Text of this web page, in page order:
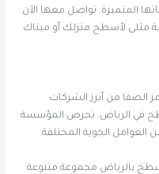
المتميزة. تواصل معها الآن
لأسطح منزلك أو مبناك
من أبرز الشركات
في الرياض. تحرص المؤسسة
الجوية المختلفة.
بالرياض مجموعة متنوعة